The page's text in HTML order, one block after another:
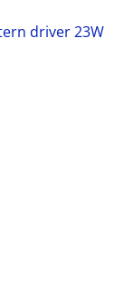
driver 23W